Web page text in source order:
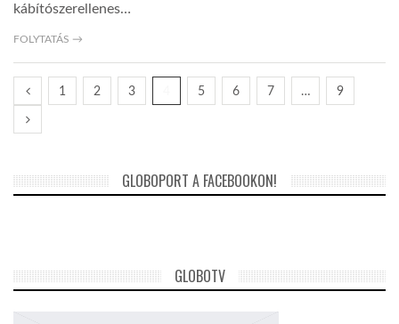
kábítószerellenes…
FOLYTATÁS →
1 2 3 5 6 7 … 9
GLOBOPORT A FACEBOOKON!
GLOBOTV